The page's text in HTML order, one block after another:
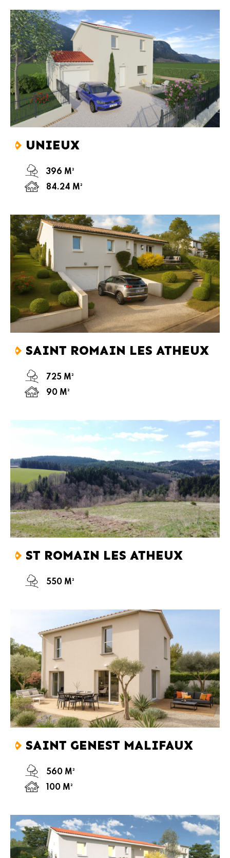
UNIEUX
396 M²
84.24 M²
SAINT ROMAIN LES ATHEUX
725 M²
90 M²
ST ROMAIN LES ATHEUX
550 M²
SAINT GENEST MALIFAUX
560 M²
100 M²